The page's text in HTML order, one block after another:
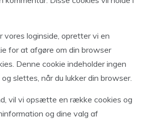
vores loginside, opretter vi en
for at afgøre om din browser
Denne cookie indeholder ingen
slettes, når du lukker din browser.
vil vi opsætte en række cookies og
og dine valg af